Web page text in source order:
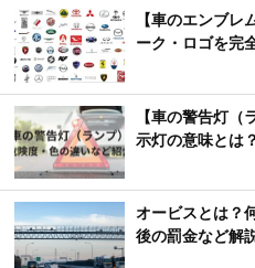
【車のエンブ
ーク・ロゴを完
【車の警告灯
示灯の意味とは？
オービスとは？
後の罰金など解